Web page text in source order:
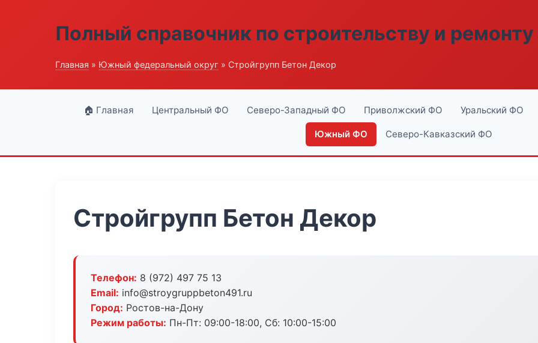
Полный справочник по строительству и ремонту
Главная » Южный федеральный округ » Стройгрупп Бетон Декор
🏠 Главная Центральный ФО Северо-Западный ФО Приволжский ФО Уральский ФО
Южный ФО Северо-Кавказский ФО
Стройгрупп Бетон Декор
Телефон: 8 (972) 497 75 13
Email: info@stroygruppbeton491.ru
Город: Ростов-на-Дону
Режим работы: Пн-Пт: 09:00-18:00, Сб: 10:00-15:00